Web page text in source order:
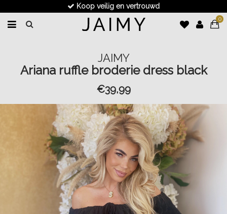
Koop veilig en vertrouwd
0
JAIMY
Ariana ruffle broderie dress black
€39,99